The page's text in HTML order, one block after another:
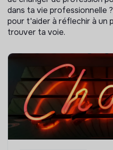
dans ta vie professionnelle
pour t'aider à réflechir à un
trouver ta voie.